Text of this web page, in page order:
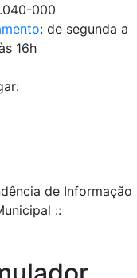
000
: de segunda a
16h
de Informação
::